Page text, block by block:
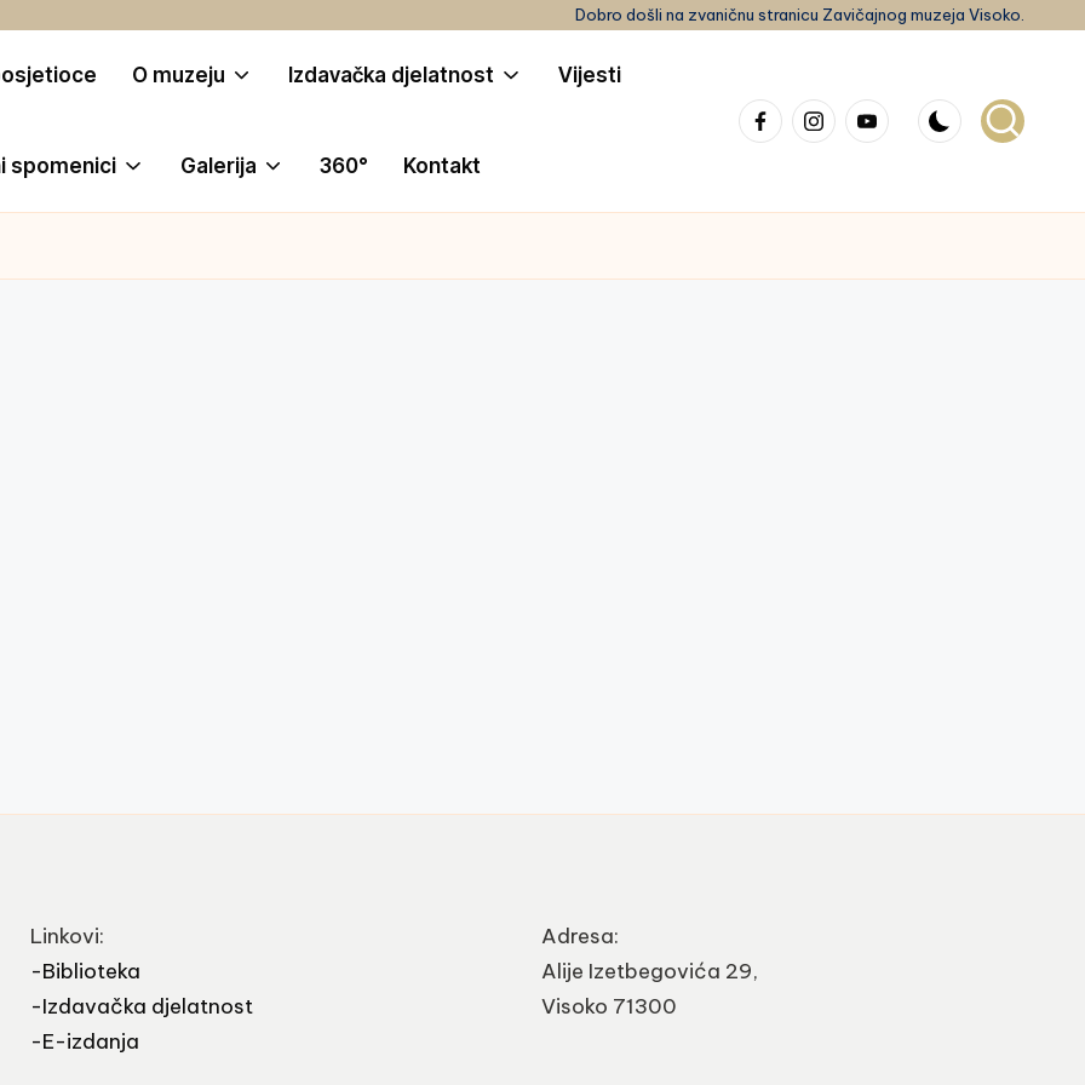
Dobro došli na zvaničnu stranicu Zavičajnog muzeja Visoko.
O muzeju Izdavačka djelatnost Vijesti
spomenici Galerija 360° Kontakt
FacebookInstagram
youtube
Linkovi:
-Biblioteka
-Izdavačka djelatnost
-E-izdanja
Adresa:
Alije Izetbegovića 29,
Visoko 71300